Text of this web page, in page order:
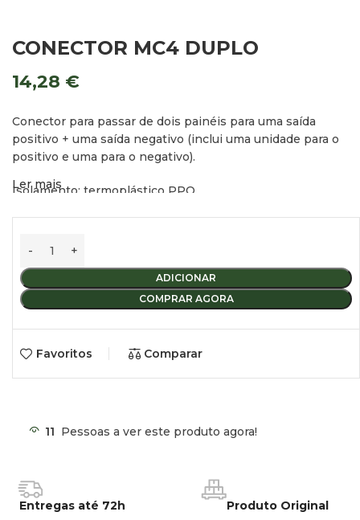
CONECTOR MC4 DUPLO
14,28 €
Conector para passar de dois painéis para uma saída
positivo + uma saída negativo (inclui uma unidade para o
positivo e uma para o negativo).
Isolamento: termoplástico PPO.
Corrente: 30 amp.
Classificação voltagem: 1000V (TUV) 600V (UL).
Proteção: IP67.
Classificação segurança: II.
Ler mais
ADICIONAR
COMPRAR AGORA
Favoritos Comparar
11 Pessoas a ver este produto agora!
Entregas até 72h Produto Original